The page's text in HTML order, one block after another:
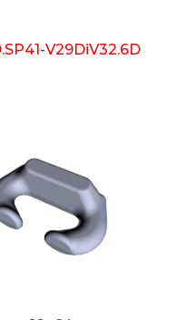
V29DiV32.6D